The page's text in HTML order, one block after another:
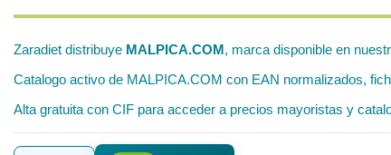
Zaradiet distribuye MALPICA.COM, marca disponible en
Catalogo activo de MALPICA.COM con EAN normalizados,
Alta gratuita con CIF para acceder a precios mayoristas y